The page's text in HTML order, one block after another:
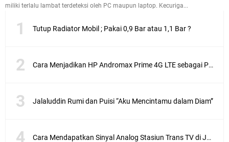
miliki terlalu lambat terdeteksi oleh PC maupun laptop. Kecuriga...
Tutup Radiator Mobil ; Pakai 0,9 Bar atau 1,1 Bar ?
Cara Menjadikan HP Andromax Prime 4G LTE sebagai Perangkat Wifi Hotspot
Jalaluddin Rumi dan Puisi “Aku Mencintamu dalam Diam”
Cara Mendapatkan Sinyal Analog Stasiun Trans TV di Jakarta